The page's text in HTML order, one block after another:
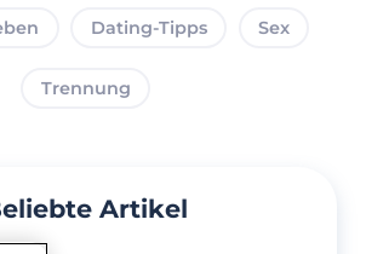
Dating-Tipps Sex
Trennung
Artikel